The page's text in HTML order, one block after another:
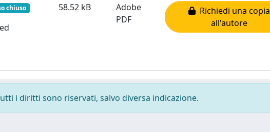
chiuso 58.52 kB
Adobe
PDF
Richiedi una copia
all'autore
i diritti sono riservati, salvo diversa indicazione.